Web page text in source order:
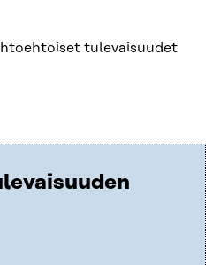
tulevaisuudet